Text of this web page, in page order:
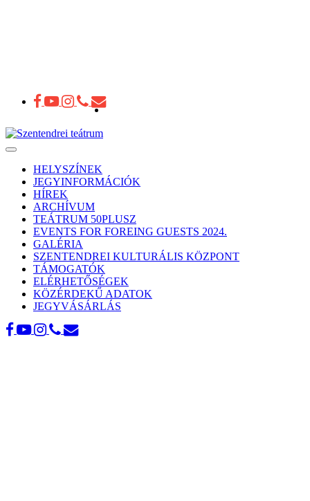
Toggle
navigationHELYSZÍNEK
JEGYINFORMÁCIÓK
HÍREK
ARCHÍVUM
TEÁTRUM 50PLUSZ
EVENTS FOR FOREING GUESTS 2024.
GALÉRIA
SZENTENDREI KULTURÁLIS KÖZPONT
TÁMOGATÓK
ELÉRHETŐSÉGEK
KÖZÉRDEKŰ ADATOK
JEGYVÁSÁRLÁS